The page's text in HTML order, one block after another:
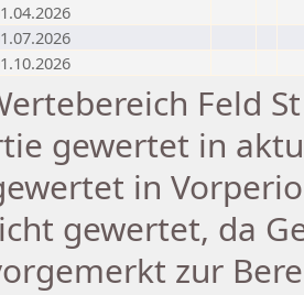
Feld
gewertet in
in
gewertet, da
zur